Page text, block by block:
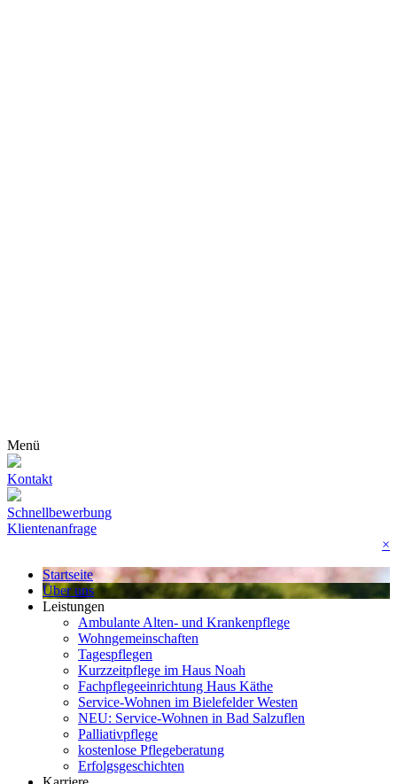
Menü
Kontakt
Schnellbewerbung
Klientenanfrage
×
Startseite
Über uns
Leistungen
Ambulante Alten- und Krankenpflege
Wohn­gemeinschaften
Tagespflegen
Kurzzeitpflege im Haus Noah
Fachpflegeeinrichtung Haus Käthe
Service-Wohnen im Bielefelder Westen
NEU: Service-Wohnen in Bad Salzuflen
Palliativpflege
kostenlose Pflegeberatung
Erfolgsgeschichten